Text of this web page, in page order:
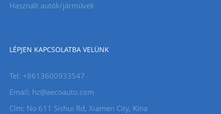
Használt autók/járművek
LÉPJEN KAPCSOLATBA VELÜNK
Tel: +8613600933547
Email: hz@aecoauto.com
Cím: No 611 Sishui Rd, Xiamen City, Kína